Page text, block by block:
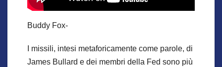
Buddy Fox-
I missili, intesi metaforicamente come parole, di
James Bullard e dei membri della Fed sono più